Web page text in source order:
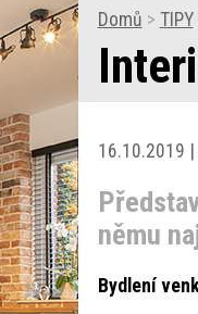
Domů > TIPY
16.10.2019 |
němu
Bydlení